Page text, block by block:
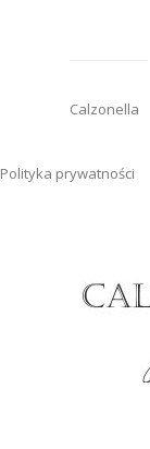
Calzonella
Polityka prywatności